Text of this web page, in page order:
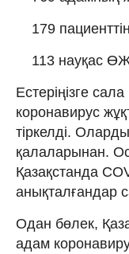
179
113 науқас
Естеріңізге сала
коронавирус
тіркелді.
қалаларынан.
Қазақстанда
анықталғандар
Одан бөлек,
адам